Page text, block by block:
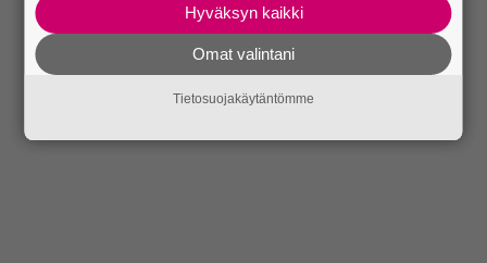
Hyväksyn kaikki
Omat valintani
Tietosuojakäytäntömme